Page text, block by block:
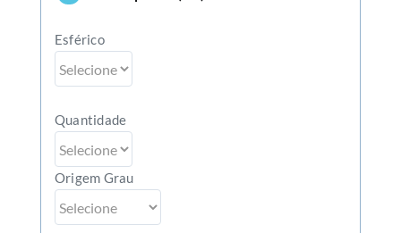
Esférico
Quantidade
Origem Grau